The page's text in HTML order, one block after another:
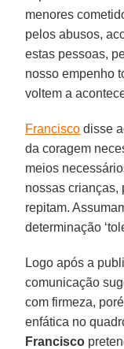
menores
pelos abusos,
estas pessoas,
nosso empenho
voltem a
Francisco disse
da coragem
meios
nossas crianças,
repitam.
determinação
Logo após a
comunicação
com firmeza,
enfática no
Francisco